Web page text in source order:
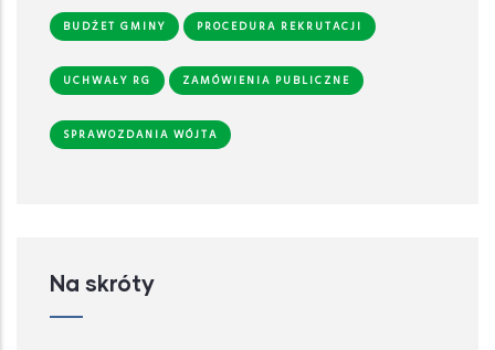
BUDŻET GMINY PROCEDURA REKRUTACJI
UCHWAŁY RG ZAMÓWIENIA PUBLICZNE
SPRAWOZDANIA WÓJTA
Na skróty